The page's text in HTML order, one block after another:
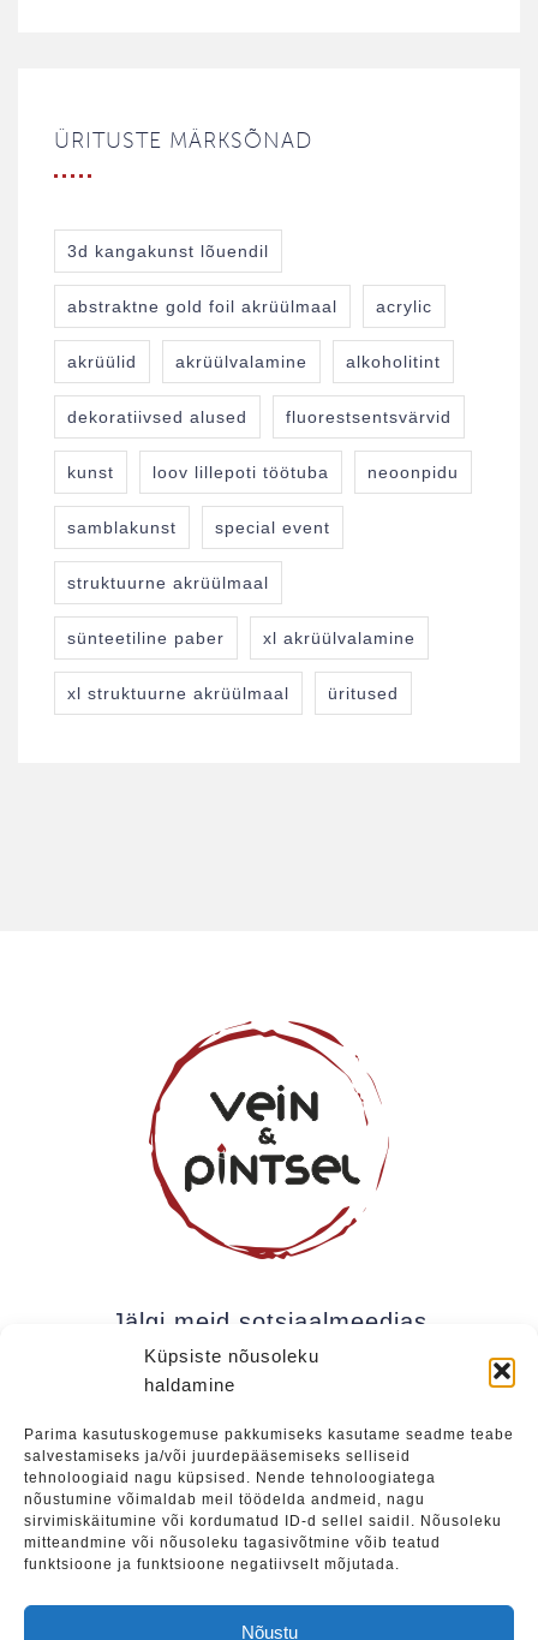
Küpsiste nõusoleku
haldamine
Parima kasutuskogemuse pakkumiseks kasutame seadme teabe
salvestamiseks ja/või juurdepääsemiseks selliseid
tehnoloogiaid nagu küpsised. Nende tehnoloogiatega
nõustumine võimaldab meil töödelda andmeid, nagu
sirvimiskäitumine või kordumatud ID-d sellel saidil. Nõusoleku
mitteandmine või nõusoleku tagasivõtmine võib teatud
funktsioone ja funktsioone negatiivselt mõjutada.
Nõustu
ÜRITUSTE MÄRKSÕNAD
3d kangakunst lõuendil
abstraktne gold foil akrüülmaal acrylic
akrüülid akrüülvalamine alkoholitint
dekoratiivsed alused fluorestsentsvärvid
kunst loov lillepoti töötuba neoonpidu
samblakunst special event
struktuurne akrüülmaal
sünteetiline paber xl akrüülvalamine
xl struktuurne akrüülmaal üritused
Jälgi meid sotsiaalmeedias
Kui soovite olla kursis meie uudistega (uued
üritused, eripakkumised jne), soovitame liituda
meie uudiskirjaga.